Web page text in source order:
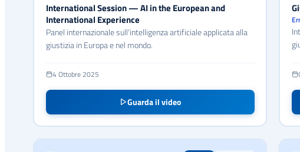
International Session — AI in the European and
International Experience
Panel internazionale sull'intelligenza artificiale applicata alla
giustizia in Europa e nel mondo.
4 Ottobre 2025
Guarda il video